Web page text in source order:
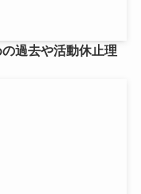
過去や活動休止理